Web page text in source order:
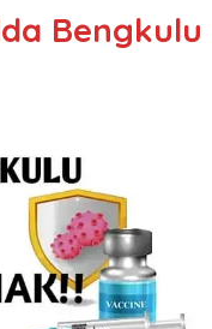
Bengkulu